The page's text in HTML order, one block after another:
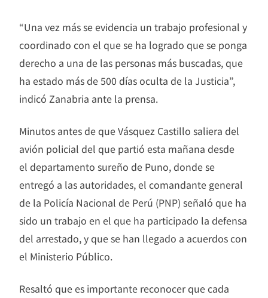
“Una vez más se evidencia un trabajo profesional y
coordinado con el que se ha logrado que se ponga
derecho a una de las personas más buscadas, que
ha estado más de 500 días oculta de la Justicia”,
indicó Zanabria ante la prensa.
Minutos antes de que Vásquez Castillo saliera del
avión policial del que partió esta mañana desde
el departamento sureño de Puno, donde se
entregó a las autoridades, el comandante general
de la Policía Nacional de Perú (PNP) señaló que ha
sido un trabajo en el que ha participado la defensa
del arrestado, y que se han llegado a acuerdos con
el Ministerio Público.
Resaltó que es importante reconocer que cada